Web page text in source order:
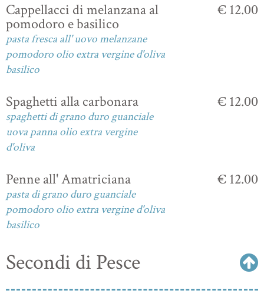
Cappellacci di melanzana al
pomodoro e basilico
pasta fresca all' uovo melanzane
pomodoro olio extra vergine d'oliva
basilico
€ 12.00
Spaghetti alla carbonara
spaghetti di grano duro guanciale
uova panna olio extra vergine
d'oliva
€ 12.00
Penne all' Amatriciana
pasta di grano duro guanciale
pomodoro olio extra vergine d'oliva
basilico
€ 12.00
Secondi di Pesce